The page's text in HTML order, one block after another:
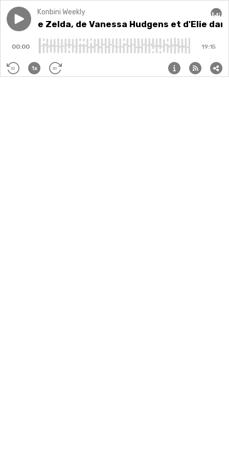
Play episodeLa VF de Zelda, de Vanessa Hudgens et d'Elie dans
Konbini Weekly
La VF de Zelda, de Vanessa Hudgens et d'Elie
00:00 19:15
30 1x 30